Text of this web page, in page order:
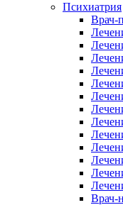
Психиатрия
Врач-
Врач-